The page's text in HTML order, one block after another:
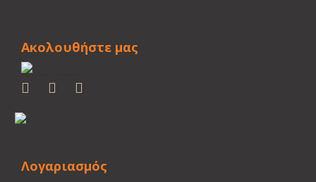
Ακολουθήστε μας
Λογαριασμός